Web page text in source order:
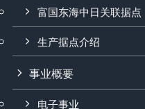
富国东海中日关联据点
生产据点介绍
事业概要
电子事业